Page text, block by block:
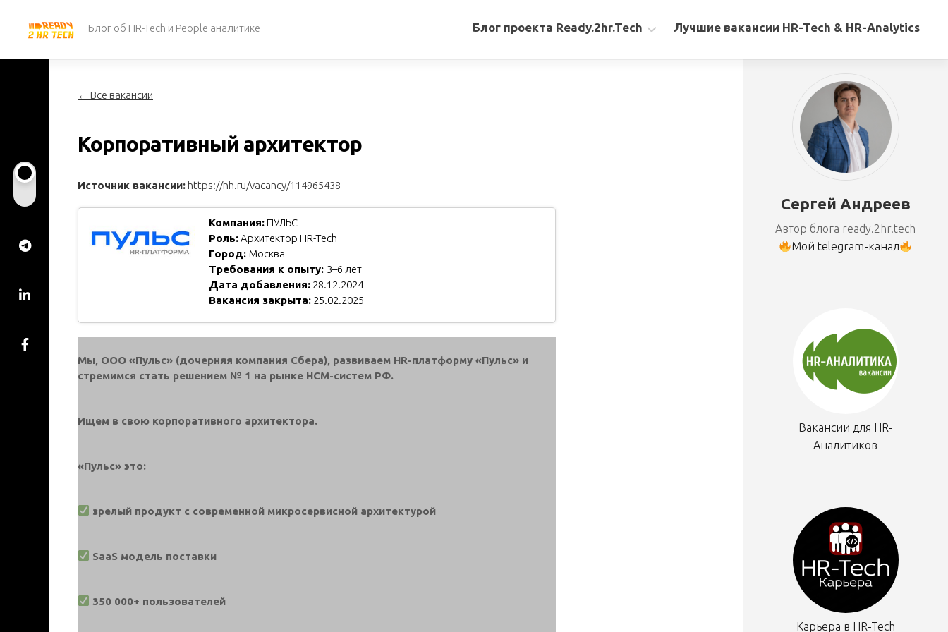
содержанию
Блог об HR-Tech и People аналитике Блог проекта Ready.2hr.Tech Лучшие вакансии HR-Tech & HR-Analytics
← Все вакансии
Корпоративный архитектор
Источник вакансии: https://hh.ru/vacancy/114965438
Компания:ПУЛЬС
Роль:Архитектор HR-Tech
Город: Москва
Требования к опыту: 3–6 лет
Дата добавления: 28.12.2024
Вакансия закрыта: 25.02.2025
Мы, ООО «Пульс» (дочерняя компания Сбера), развиваем HR-платформу «Пульс» и
стремимся стать решением № 1 на рынке HCM-систем РФ.
Ищем в свою корпоративного архитектора.
«Пульс» это:
зрелый продукт с современной микросервисной архитектурой
SaaS модель поставки
350 000+ пользователей
Сергей Андреев
Автор блога ready.2hr.tech
Мой telegram-канал
Вакансии для HR-
Аналитиков
Карьера в HR-Tech